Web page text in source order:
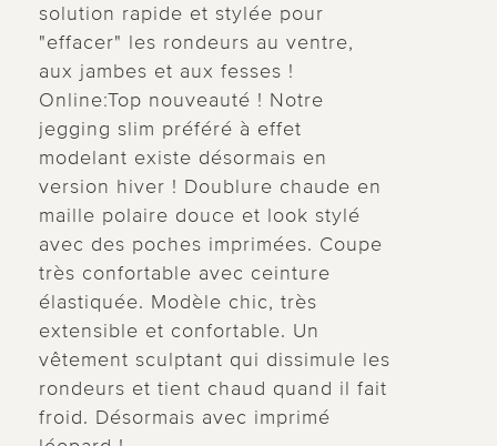
solution rapide et stylée pour
"effacer" les rondeurs au ventre,
aux jambes et aux fesses !
Online:Top nouveauté ! Notre
jegging slim préféré à effet
modelant existe désormais en
version hiver ! Doublure chaude en
maille polaire douce et look stylé
avec des poches imprimées. Coupe
très confortable avec ceinture
élastiquée. Modèle chic, très
extensible et confortable. Un
vêtement sculptant qui dissimule les
rondeurs et tient chaud quand il fait
froid. Désormais avec imprimé